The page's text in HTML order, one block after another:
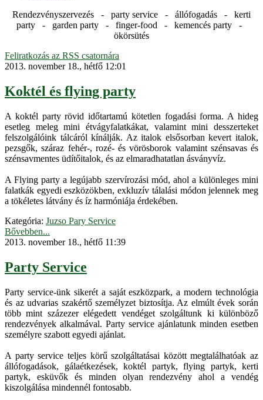
Rendezvényszervezés - party service - állófogadás - kerti
party - garden party - finger-food - kemencés party -
ökörsütés
Feliratkozás az RSS csatornára
2013. november 18., hétfő 12:01
Koktél és flying party
A koktél party rövid időtartamú kötetlen fogadási forma. A hideg
esetleg meleg mini étvágyfalatkákat, valamint mini desszerteket
felszolgálóink tálcáról kínálják. Az italok elsősorban kevert italok,
pezsgők, száraz fehér-, rozé- és vörösborok valamint szénsavas és
szénsavmentes üdítőitalok, és az elmaradhatatlan ásványvíz.
A Flying party a legújabb szervírozási mód, ahol a különleges mini
falatkák egyedi eszközökben, exkluzív tálalási módon jelennek meg
a tökéletes látvány és íz harmóniája érdekében.
Kategória: Juzso Pary Service
Bővebben...
2013. november 18., hétfő 11:39
Party Service
Party service-ünk sikerét a saját eszközpark, a modern technológia
és az udvarias szakértő személyzet biztosítja. Az elmúlt évek során
több mint százezer elégedett vendéget szolgáltunk ki különböző
rendezvények alkalmával. Party service ajánlatunk minden esetben
személyre szabott egyedi ajánlat.
A party service teljes körű szolgáltatásai között megtalálhatóak az
állófogadások, gálaétkezések, koktél partyk, flying partyk, kerti
partyk, esküvők és minden olyan rendezvény ahol a vendég
kiszolgálása mindennél fontosabb.